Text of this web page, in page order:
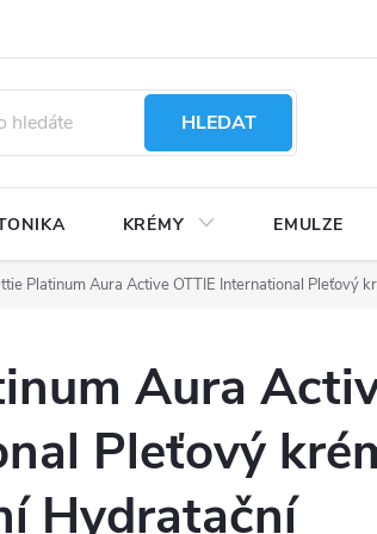
HLEDAT
KRÉMY EMULZE
Platinum Aura Active OTTIE International Pleťový
Aura
Pleťový
Hydratační